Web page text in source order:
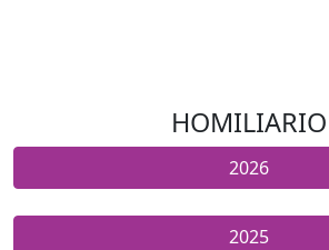
HOMILIARIO
2026
2025